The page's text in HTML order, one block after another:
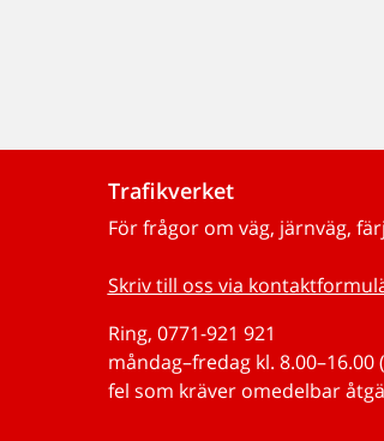
Trafikverket
För frågor om väg, järnväg,
Skriv till oss via
Ring, 0771-921 921
måndag–fredag kl.
fel som kräver omedelbar